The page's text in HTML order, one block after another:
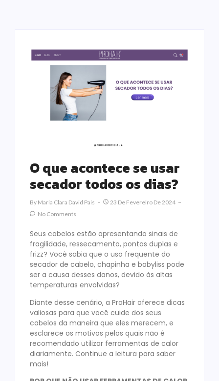
O que acontece se usar
secador todos os dias?
By Maria Clara David Pais
23 De Fevereiro De 2024
No Comments
Seus cabelos estão apresentando sinais de
fragilidade, ressecamento, pontas duplas e
frizz? Você sabia que o uso frequente do
secador de cabelo, chapinha e babyliss pode
ser a causa desses danos, devido às altas
temperaturas envolvidas?
Diante desse cenário, a ProHair oferece dicas
valiosas para que você cuide dos seus
cabelos da maneira que eles merecem, e
esclarece os motivos pelos quais não é
recomendado utilizar ferramentas de calor
diariamente. Continue a leitura para saber
mais!